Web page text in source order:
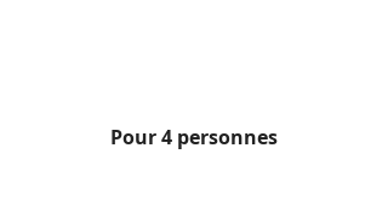
Pour 4 personnes